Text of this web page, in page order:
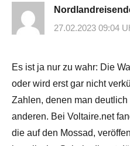
27.02.2023 09:04
Es ist ja nur zu wahr: Die
oder wird erst gar nicht
Zahlen, denen man
anderen. Bei Voltaire.net
die auf den Mossad,